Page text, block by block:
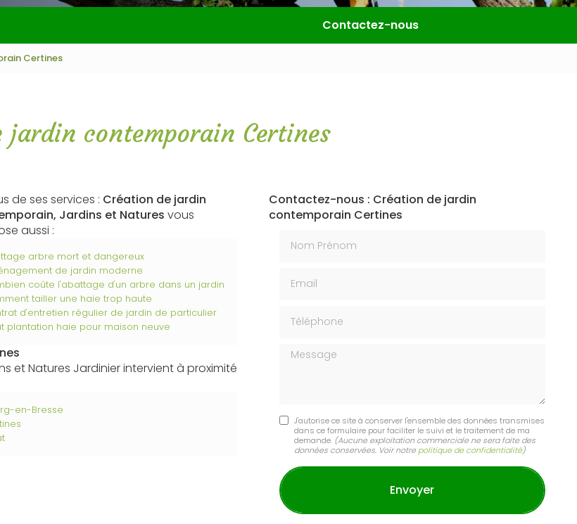
Contactez-nous
Certines
jardin contemporain Certines
de ses services : Création de jardin
Jardins et Natures vous
aussi :
arbre mort et dangereux
de jardin moderne
coûte l'abattage d'un arbre dans un jardin
tailler une haie trop haute
d'entretien régulier de jardin de particulier
plantation haie pour maison neuve
et Natures Jardinier intervient à proximité
en-Bresse
Contactez-nous : Création de jardin
contemporain Certines
Message
J'autorise ce site à conserver l'ensemble des données transmises
dans ce formulaire pour faciliter le suivi et le traitement de ma
demande. (Aucune exploitation commerciale ne sera faite des
données conservées. Voir notre politique de confidentialité)